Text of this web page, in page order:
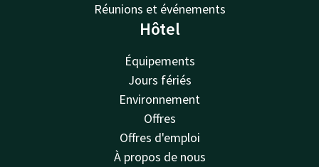
Réunions et événements
Hôtel
Équipements
Jours fériés
Environnement
Offres
Offres d'emploi
À propos de nous